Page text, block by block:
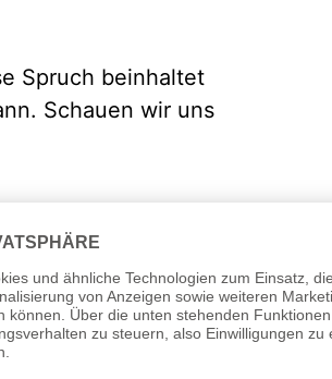
Spruch beinhaltet
Schauen wir uns
friedlich vor sich
und knabbern es ab. Was
Ein gewaltiger
reagieren, um zu